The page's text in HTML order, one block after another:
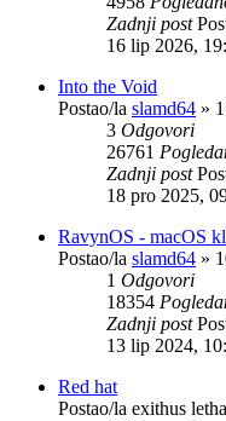
Zadnji post
16 lip 2026,
Into the Void
Postao/la slamd64 »
3 Odgovori
26761
Zadnji post
18 pro 2025,
RavynOS - macOS
Postao/la slamd64 »
1 Odgovori
18354
Zadnji post
13 lip 2024,
Red hat
Postao/la exithus